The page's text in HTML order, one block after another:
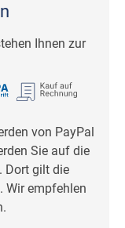
Ihnen zur
von PayPal
Sie auf die
Dort gilt die
. Wir empfehlen